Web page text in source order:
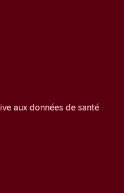
aux données de santé